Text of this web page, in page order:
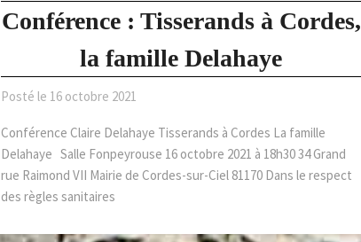
Conférence : Tisserands à Cordes,
la famille Delahaye
Posté le 16 octobre 2021
Conférence Claire Delahaye Tisserands à Cordes La famille
Delahaye Salle Fonpeyrouse 16 octobre 2021 à 18h30 34 Grand
rue Raimond VII Mairie de Cordes-sur-Ciel 81170 Dans le respect
des règles sanitaires